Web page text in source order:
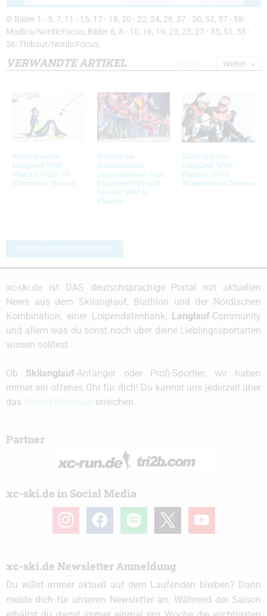
© Bilder 1 - 5, 7, 11 - 15, 17 - 18, 20 - 22, 24, 26, 37 - 50, 52, 57 - 58:
Modica/NordicFocus; Bilder 6, 8 - 10, 16, 19, 23, 25, 27 - 35, 51, 53 -
56: Thibaut/NordicFocus;
VERWANDTE ARTIKEL
Bildergalerie
Langlauf WM
Planica (SLO) 50
Kilometer Herren
Nordische
Kombination:
Impressionen vom
Einzelwettkampf
bei der WM in
Planica
Bildergalerie
Langlauf WM
Planica (SLO)
Massenstart Damen
Weiter
Schreibe einen Kommentar
xc-ski.de ist DAS deutschsprachige Portal mit aktuellen
News aus dem Skilanglauf, Biathlon und der Nordischen
Kombination, einer Loipendatenbank,
Langlauf-Community
und allem was du sonst noch über deine Lieblingssportarten
wissen solltest.
Ob Skilanglauf-Anfänger oder Profi-Sportler, wir haben
immer ein offenes Ohr für dich! Du kannst uns jederzeit über
das
erreichen.
Partner
xc-ski.de in Social Media
instagramfacebook spotify youtube
xc-ski.de Newsletter Anmeldung
Du willst immer aktuell auf dem Laufenden bleiben? Dann
melde dich für unseren Newsletter an. Während der Saison